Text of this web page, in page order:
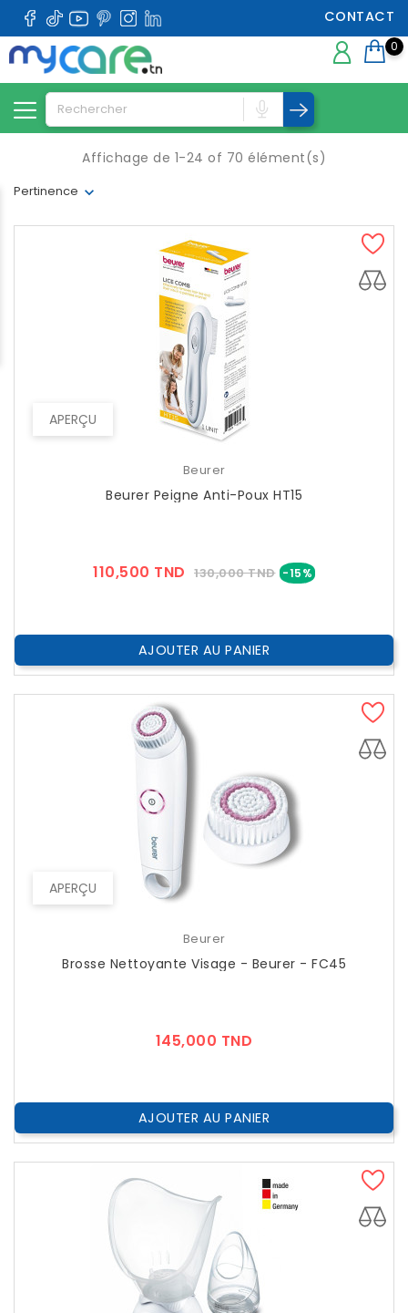
CONTACT
0
Pertinence
Affichage de 1-24 of 70 élément(s)
APERÇU
Beurer
Beurer Peigne Anti-Poux HT15
110,500 TND Prix
130,000 TND -15%Prix
AJOUTER AU PANIER
APERÇU
Beurer
Brosse Nettoyante Visage - Beurer - FC45
145,000 TND
AJOUTER AU PANIER